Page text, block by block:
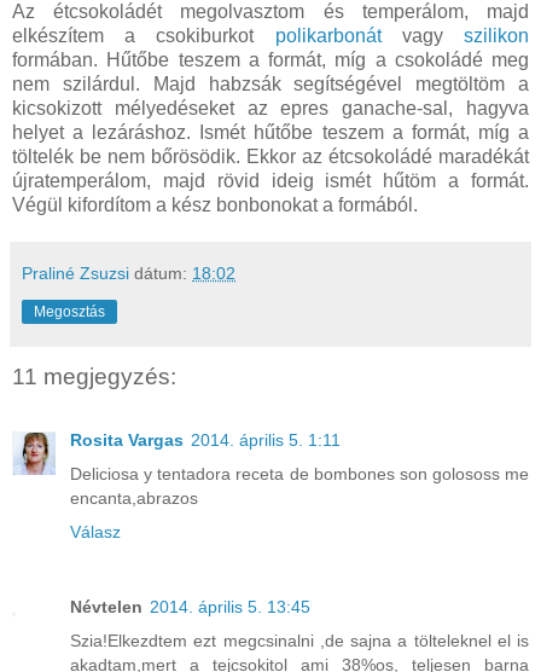
Az étcsokoládét megolvasztom és temperálom, majd
elkészítem a csokiburkot polikarbonátvagyszilikon
formában. Hűtőbe teszem a formát, míg a csokoládé meg
nem szilárdul. Majd habzsák segítségével megtöltöm a
kicsokizott mélyedéseket az epres ganache-sal, hagyva
helyet a lezáráshoz. Ismét hűtőbe teszem a formát, míg a
töltelék be nem bőrösödik. Ekkor az étcsokoládé maradékát
újratemperálom, majd rövid ideig ismét hűtöm a formát.
Végül kifordítom a kész bonbonokat a formából.
Praliné Zsuzsi dátum: 18:02
Megosztás
11 megjegyzés:
Rosita Vargas 2014. április 5. 1:11
Deliciosa y tentadora receta de bombones son golososs me
encanta,abrazos
Válasz
Névtelen 2014. április 5. 13:45
Szia!Elkezdtem ezt megcsinalni ,de sajna a tölteleknel el is
akadtam,mert a tejcsokitol ami 38%os, teljesen barna